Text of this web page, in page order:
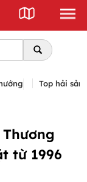
Top hải sản
từ 1996